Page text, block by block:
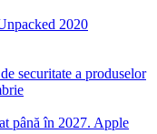
2020
securitate a produselor
până în 2027. Apple